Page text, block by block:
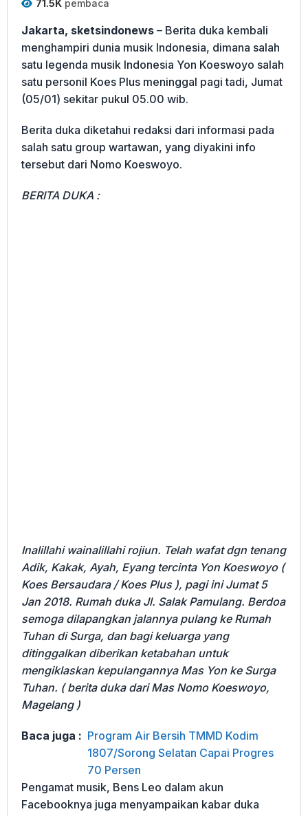
71.5K pembaca
Jakarta, sketsindonews – Berita duka kembali
menghampiri dunia musik Indonesia, dimana salah
satu legenda musik Indonesia Yon Koeswoyo salah
satu personil Koes Plus meninggal pagi tadi, Jumat
(05/01) sekitar pukul 05.00 wib.
Berita duka diketahui redaksi dari informasi pada
salah satu group wartawan, yang diyakini info
tersebut dari Nomo Koeswoyo.
BERITA DUKA :
Inalillahi wainalillahi rojiun. Telah wafat dgn tenang
Adik, Kakak, Ayah, Eyang tercinta Yon Koeswoyo (
Koes Bersaudara / Koes Plus ), pagi ini Jumat 5
Jan 2018. Rumah duka Jl. Salak Pamulang. Berdoa
semoga dilapangkan jalannya pulang ke Rumah
Tuhan di Surga, dan bagi keluarga yang
ditinggalkan diberikan ketabahan untuk
mengiklaskan kepulangannya Mas Yon ke Surga
Tuhan. ( berita duka dari Mas Nomo Koeswoyo,
Magelang )
Baca juga : Program Air Bersih TMMD Kodim
1807/Sorong Selatan Capai Progres
70 Persen
Pengamat musik, Bens Leo dalam akun
Facebooknya juga menyampaikan kabar duka